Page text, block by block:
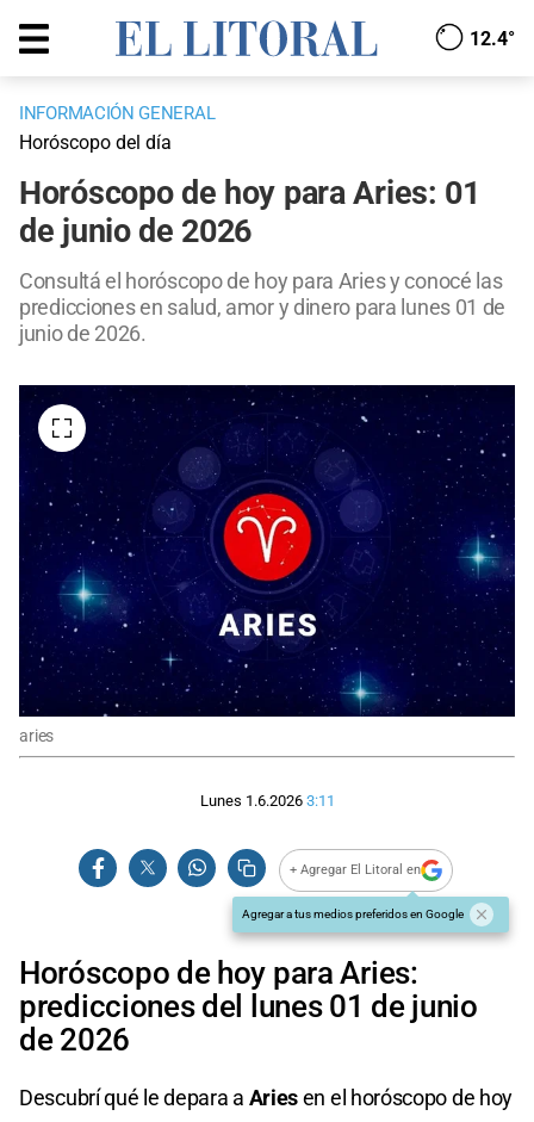
12.4°
INFORMACIÓN GENERAL
Horóscopo del día
Horóscopo de hoy para Aries: 01
de junio de 2026
Consultá el horóscopo de hoy para Aries y conocé las
predicciones en salud, amor y dinero para lunes 01 de
junio de 2026.
aries
Lunes 1.6.2026 3:11
+ Agregar El Litoral en
Agregar a tus medios preferidos en Google
Horóscopo de hoy para Aries:
predicciones del lunes 01 de junio
de 2026
Descubrí qué le depara a Ariesen el horóscopo de hoy